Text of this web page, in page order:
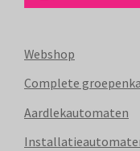
Webshop
Complete
Aardlekautomaten